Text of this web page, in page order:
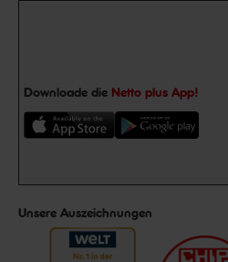
Downloade die Netto plus App!
Unsere Auszeichnungen